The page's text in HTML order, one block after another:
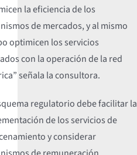
la eficiencia de los
de mercados, y al mismo
optimicen los servicios
con la operación de la red
señala la consultora.
regulatorio debe facilitar la
de los servicios de
y considerar